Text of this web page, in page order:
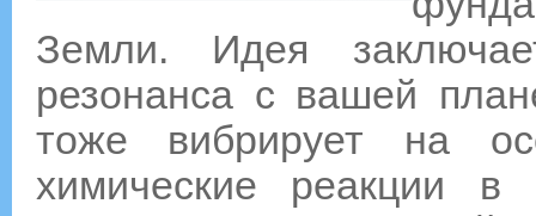
Земли. Идея
резонанса с вашей
тоже вибрирует на
химические реакции